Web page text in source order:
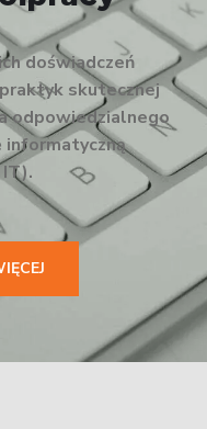
doświadczeń
skutecznej
odpowiedzialnego
informatyczną